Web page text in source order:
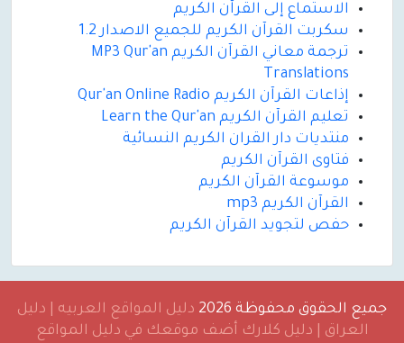
الاستماع إلى القرآن الكريم
سكربت القرآن الكريم للجميع الاصدار 1.2
ترجمة معاني القرآن الكريم MP3 Qur'an
Translations
إذاعات القرآن الكريم Qur'an Online Radio
تعليم القرآن الكريم Learn the Qur'an
منتديات دار القران الكريم النسائية
فتاوى القرآن الكريم
موسوعة القرآن الكريم
القرآن الكريم mp3
حفص لتجويد القرآن الكريم
جميع الحقوق محفوظة 2026
دليل المواقع العربيه | دليل
العراق | دليل كلارك أضف موقعك في دليل المواقع